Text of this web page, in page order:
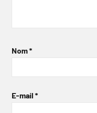
Nom*
E-mail *